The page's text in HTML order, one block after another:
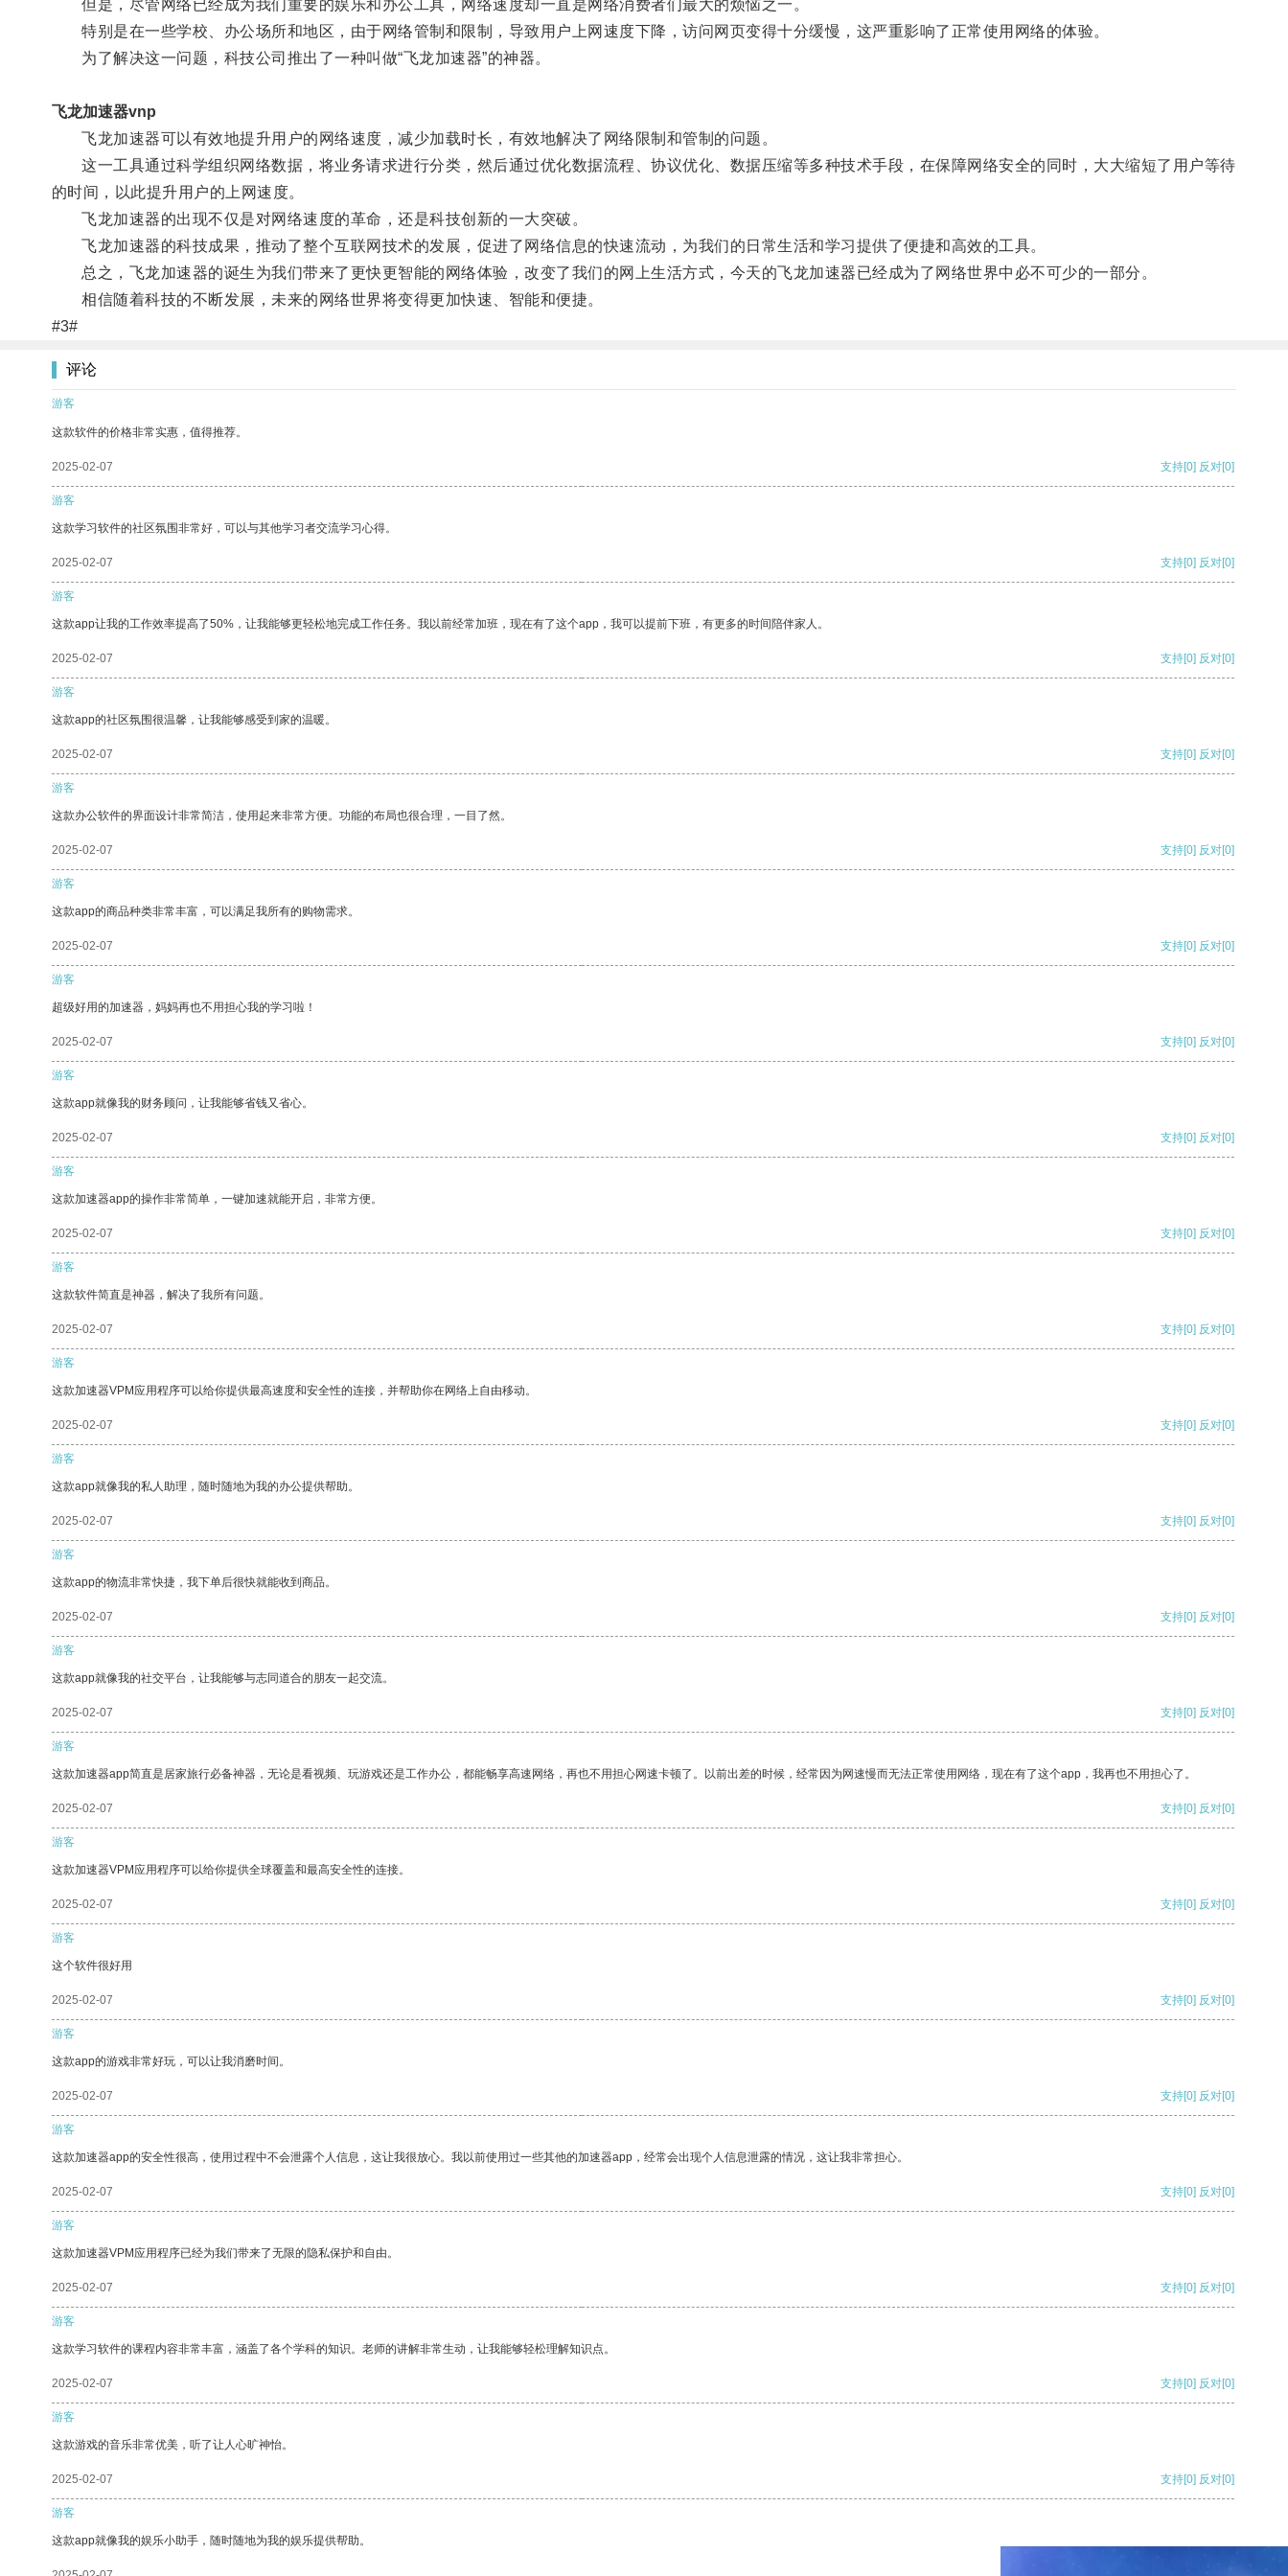
但是，尽管网络已经成为我们重要的娱乐和办公工具，网络速度却一直是网络消费者们最大的烦恼之一。
特别是在一些学校、办公场所和地区，由于网络管制和限制，导致用户上网速度下降，访问网页变得十分缓慢，这严重影响了正常使用网络的体验。
为了解决这一问题，科技公司推出了一种叫做“飞龙加速器”的神器。
飞龙加速器vnp
飞龙加速器可以有效地提升用户的网络速度，减少加载时长，有效地解决了网络限制和管制的问题。
这一工具通过科学组织网络数据，将业务请求进行分类，然后通过优化数据流程、协议优化、数据压缩等多种技术手段，在保障网络安全的同时，大大缩短了用户等待
的时间，以此提升用户的上网速度。
飞龙加速器的出现不仅是对网络速度的革命，还是科技创新的一大突破。
飞龙加速器的科技成果，推动了整个互联网技术的发展，促进了网络信息的快速流动，为我们的日常生活和学习提供了便捷和高效的工具。
总之，飞龙加速器的诞生为我们带来了更快更智能的网络体验，改变了我们的网上生活方式，今天的飞龙加速器已经成为了网络世界中必不可少的一部分。
相信随着科技的不断发展，未来的网络世界将变得更加快速、智能和便捷。
#3#
评论
游客
这款软件的价格非常实惠，值得推荐。
2025-02-07 支持[0] 反对[0]
游客
这款学习软件的社区氛围非常好，可以与其他学习者交流学习心得。
2025-02-07 支持[0] 反对[0]
游客
这款app让我的工作效率提高了50%，让我能够更轻松地完成工作任务。我以前经常加班，现在有了这个app，我可以提前下班，有更多的时间陪伴家人。
2025-02-07 支持[0] 反对[0]
游客
这款app的社区氛围很温馨，让我能够感受到家的温暖。
2025-02-07 支持[0] 反对[0]
游客
这款办公软件的界面设计非常简洁，使用起来非常方便。功能的布局也很合理，一目了然。
2025-02-07 支持[0] 反对[0]
游客
这款app的商品种类非常丰富，可以满足我所有的购物需求。
2025-02-07 支持[0] 反对[0]
游客
超级好用的加速器，妈妈再也不用担心我的学习啦！
2025-02-07 支持[0] 反对[0]
游客
这款app就像我的财务顾问，让我能够省钱又省心。
2025-02-07 支持[0] 反对[0]
游客
这款加速器app的操作非常简单，一键加速就能开启，非常方便。
2025-02-07 支持[0] 反对[0]
游客
这款软件简直是神器，解决了我所有问题。
2025-02-07 支持[0] 反对[0]
游客
这款加速器VPM应用程序可以给你提供最高速度和安全性的连接，并帮助你在网络上自由移动。
2025-02-07 支持[0] 反对[0]
游客
这款app就像我的私人助理，随时随地为我的办公提供帮助。
2025-02-07 支持[0] 反对[0]
游客
这款app的物流非常快捷，我下单后很快就能收到商品。
2025-02-07 支持[0] 反对[0]
游客
这款app就像我的社交平台，让我能够与志同道合的朋友一起交流。
2025-02-07 支持[0] 反对[0]
游客
这款加速器app简直是居家旅行必备神器，无论是看视频、玩游戏还是工作办公，都能畅享高速网络，再也不用担心网速卡顿了。以前出差的时候，经常因为网速慢而无法正常使用网络，现在有了这个app，我再也不用担心了。
2025-02-07 支持[0] 反对[0]
游客
这款加速器VPM应用程序可以给你提供全球覆盖和最高安全性的连接。
2025-02-07 支持[0] 反对[0]
游客
这个软件很好用
2025-02-07 支持[0] 反对[0]
游客
这款app的游戏非常好玩，可以让我消磨时间。
2025-02-07 支持[0] 反对[0]
游客
这款加速器app的安全性很高，使用过程中不会泄露个人信息，这让我很放心。我以前使用过一些其他的加速器app，经常会出现个人信息泄露的情况，这让我非常担心。
2025-02-07 支持[0] 反对[0]
游客
这款加速器VPM应用程序已经为我们带来了无限的隐私保护和自由。
2025-02-07 支持[0] 反对[0]
游客
这款学习软件的课程内容非常丰富，涵盖了各个学科的知识。老师的讲解非常生动，让我能够轻松理解知识点。
2025-02-07 支持[0] 反对[0]
游客
这款游戏的音乐非常优美，听了让人心旷神怡。
2025-02-07 支持[0] 反对[0]
游客
这款app就像我的娱乐小助手，随时随地为我的娱乐提供帮助。